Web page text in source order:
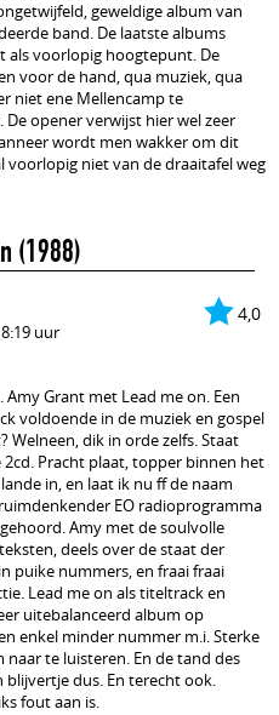
geweldige album van
band. De laatste albums
als voorlopig hoogtepunt. De
voor de hand, qua muziek, qua
niet ene Mellencamp te
opener verwijst hier wel zeer
wordt men wakker om dit
voorlopig niet van de draaitafel weg
(1988)
4,0
uur
Grant met Lead me on. Een
voldoende in de muziek en gospel
dik in orde zelfs. Staat
Pracht plaat, topper binnen het
in, en laat ik nu ff de naam
EO radioprogramma
Amy met de soulvolle
deels over de staat der
puike nummers, en fraai fraai
Lead me on als titeltrack en
uitebalanceerd album op
enkel minder nummer m.i. Sterke
te luisteren. En de tand des
dus. En terecht ook.
fout aan is.